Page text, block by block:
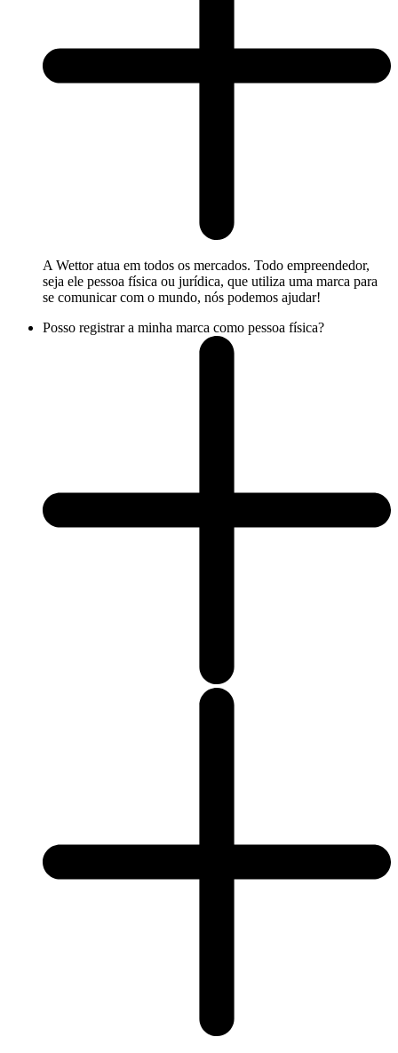
A Wettor atua em todos os mercados. Todo empreendedor,
seja ele pessoa física ou jurídica, que utiliza uma marca para
se comunicar com o mundo, nós podemos ajudar!
Posso registrar a minha marca como pessoa física?